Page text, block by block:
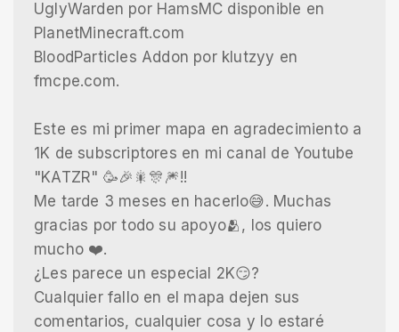
UglyWarden por HamsMC disponible en
PlanetMinecraft.com
BloodParticles Addon por klutzyy en
fmcpe.com.
Este es mi primer mapa en agradecimiento a
1K de subscriptores en mi canal de Youtube
"KATZR" 🥳🎉🎇🎊🎆!!
Me tarde 3 meses en hacerlo😅. Muchas
gracias por todo su apoyo🫂, los quiero
mucho ❤️.
¿Les parece un especial 2K😏?
Cualquier fallo en el mapa dejen sus
comentarios, cualquier cosa y lo estaré